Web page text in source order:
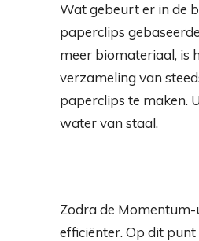
Wat gebeurt er in de
paperclips
meer biomateriaal, is
verzameling van
paperclips te maken.
water van staal.
Zodra de Momentum-
efficiënter. Op dit